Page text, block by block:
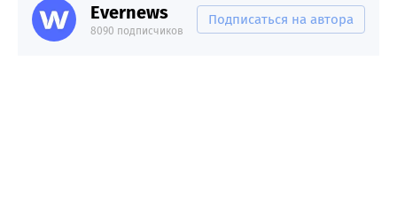
Evernews
8090 подписчиков
Подписаться на автора